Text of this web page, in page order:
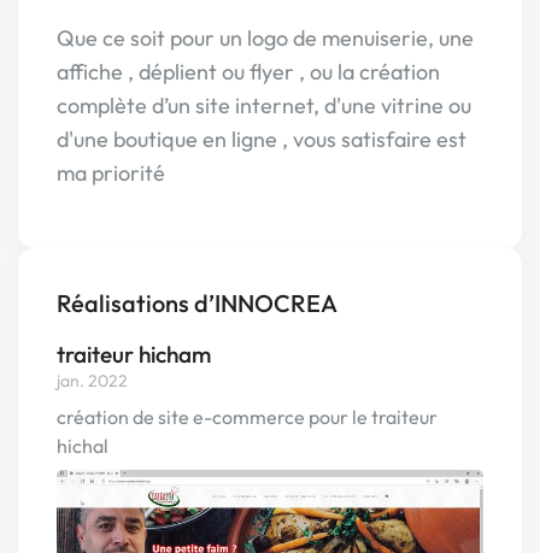
Que ce soit pour un logo de menuiserie, une
affiche , déplient ou flyer , ou la création
complète d’un site internet, d'une vitrine ou
d'une boutique en ligne , vous satisfaire est
ma priorité
Réalisations d’INNOCREA
traiteur hicham
jan. 2022
création de site e-commerce pour le traiteur
hichal